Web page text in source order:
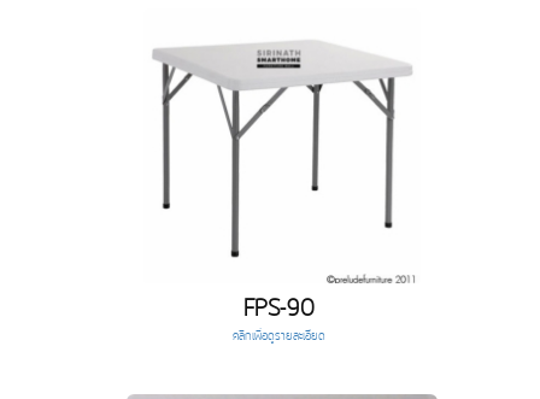
FPS-90
คลิกเพื่อดูรายละเอียด